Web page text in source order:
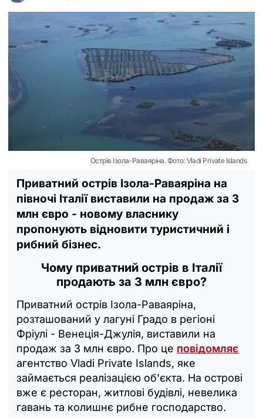
Острів Ізола-Раваяріна. Фото: Vladi Private Islands
Приватний острів Ізола-Раваяріна на
півночі Італії виставили на продаж за 3
млн євро - новому власнику
пропонують відновити туристичний і
рибний бізнес.
Чому приватний острів в Італії
продають за 3 млн євро?
Приватний острів Ізола-Раваяріна,
розташований у лагуні Градо в регіоні
Фріулі - Венеція-Джулія, виставили на
продаж за 3 млн євро. Про це повідомляє
агентство Vladi Private Islands, яке
займається реалізацією об'єкта. На острові
вже є ресторан, житлові будівлі, невелика
гавань та колишнє рибне господарство.